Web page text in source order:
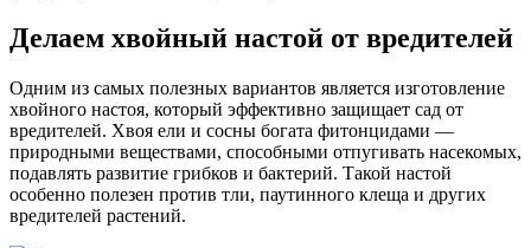
Делаем хвойный настой от вредителей
Одним из самых полезных вариантов является изготовление
хвойного настоя, который эффективно защищает сад от
вредителей. Хвоя ели и сосны богата фитонцидами —
природными веществами, способными отпугивать насекомых,
подавлять развитие грибков и бактерий. Такой настой
особенно полезен против тли, паутинного клеща и других
вредителей растений.